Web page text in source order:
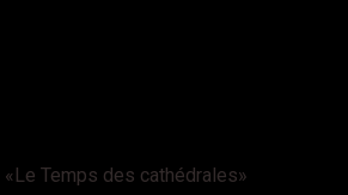
«Le Temps des cathédrales»